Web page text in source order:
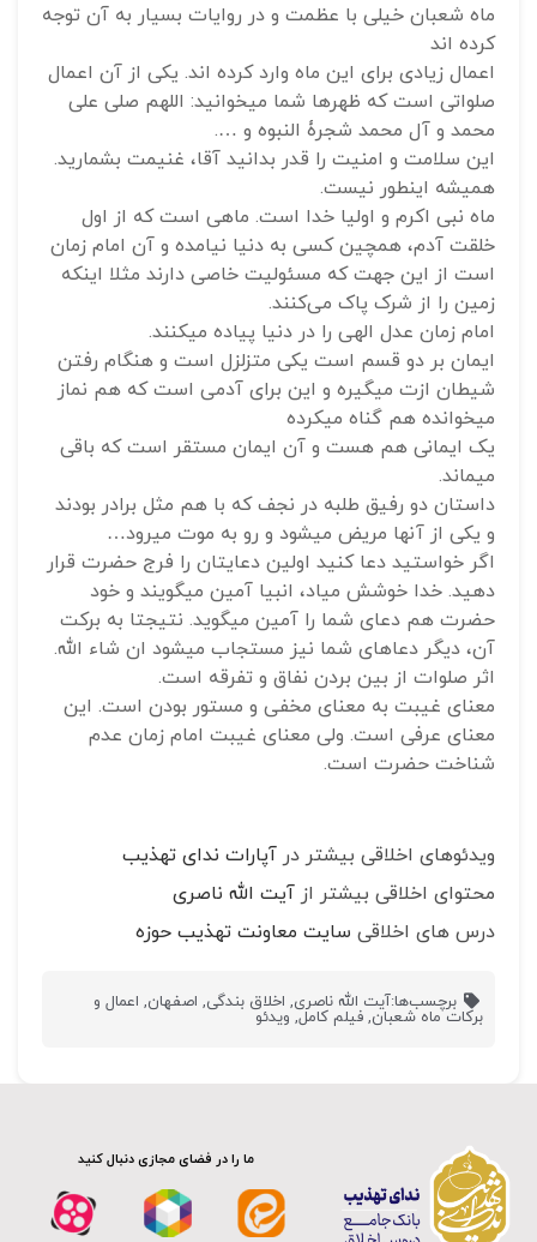
ماه شعبان خیلی با عظمت و در روایات بسیار به آن توجه
کرده اند
اعمال زیادی برای این ماه وارد کرده اند. یکی از آن اعمال
صلواتی است که ظهرها شما میخوانید: اللهم صلی علی
محمد و آل محمد شجرۀ النبوه و ….
این سلامت و امنیت را قدر بدانید آقا، غنیمت بشمارید.
همیشه اینطور نیست.
ماه نبی اکرم و اولیا خدا است. ماهی است که از اول
خلقت آدم، همچین کسی به دنیا نیامده و آن امام زمان
است از این جهت که مسئولیت خاصی دارند مثلا اینکه
زمین را از شرک پاک می‌کنند.
امام زمان عدل الهی را در دنیا پیاده میکنند.
ایمان بر دو قسم است یکی متزلزل است و هنگام رفتن
شیطان ازت میگیره و این برای آدمی است که هم نماز
میخوانده هم گناه میکرده
یک ایمانی هم هست و آن ایمان مستقر است که باقی
میماند.
داستان دو رفیق طلبه در نجف که با هم مثل برادر بودند
و یکی از آنها مریض میشود و رو به موت میرود…
اگر خواستید دعا کنید اولین دعایتان را فرج حضرت قرار
دهید. خدا خوشش میاد، انبیا آمین میگویند و خود
حضرت هم دعای شما را آمین میگوید. نتیجتا به برکت
آن، دیگر دعاهای شما نیز مستجاب میشود ان شاء الله.
اثر صلوات از بین بردن نفاق و تفرقه است.
معنای غیبت به معنای مخفی و مستور بودن است. این
معنای عرفی است. ولی معنای غیبت امام زمان عدم
شناخت حضرت است.
ویدئوهای اخلاقی بیشتر در آپارات ندای تهذیب
محتوای اخلاقی بیشتر از آیت الله ناصری
درس های اخلاقی سایت معاونت تهذیب حوزه
برچسب‌ها:آیت الله ناصری, اخلاق بندگی, اصفهان, اعمال و
برکات ماه شعبان, فیلم کامل, ویدئو
ما را در فضای مجازی دنبال کنید